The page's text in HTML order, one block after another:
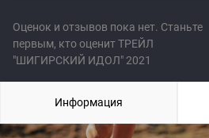
Оценок и отзывов пока нет. Станьте
первым, кто оценит ТРЕЙЛ
"ШИГИРСКИЙ ИДОЛ" 2021
Информация